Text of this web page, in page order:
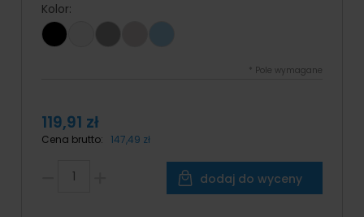
Kolor:
Pole wymagane
119,91 zł
Cena brutto: 147,49 zł
dodaj do wyceny